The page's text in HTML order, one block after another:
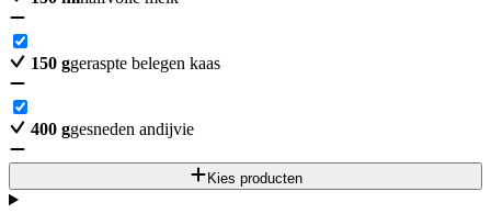
150 ggeraspte belegen kaas
400 ggesneden andijvie
Kies producten